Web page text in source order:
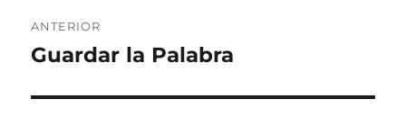
de
ANTERIOR
Entrada
Guardar la Palabra